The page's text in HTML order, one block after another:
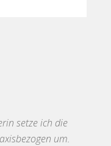
setze ich die
um.